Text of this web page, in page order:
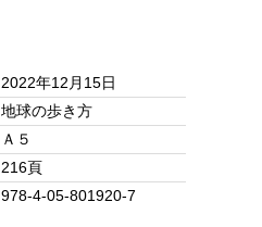
2022年12月15日
地球の歩き方
Ａ５
216頁
978-4-05-801920-7